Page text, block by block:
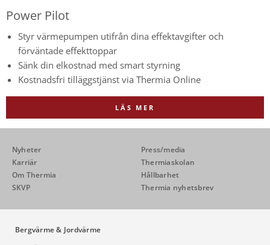
Power Pilot
Styr värmepumpen utifrån dina effektavgifter och
förväntade effekttoppar
Sänk din elkostnad med smart styrning
Kostnadsfri tilläggstjänst via Thermia Online
LÄS MER
Nyheter
Press/media
Karriär
Thermiaskolan
Om Thermia
Hållbarhet
SKVP
Thermia nyhetsbrev
Bergvärme & Jordvärme